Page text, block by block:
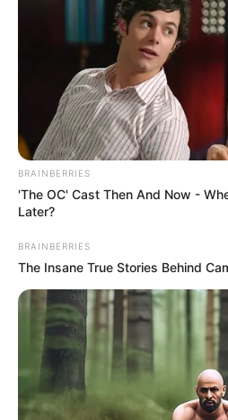
BRAINBERRIES
'The OC' Cast Then And Now -
Later?
BRAINBERRIES
The Insane True Stories Behind